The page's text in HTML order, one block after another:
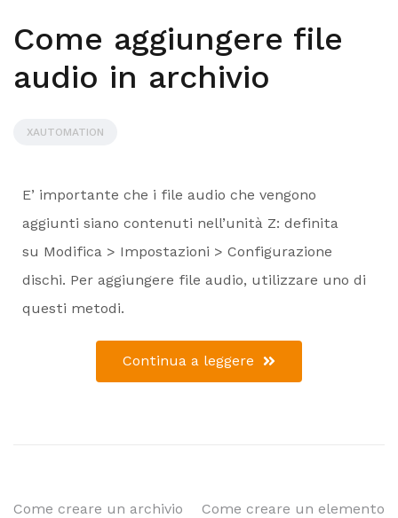
Come aggiungere file
audio in archivio
XAUTOMATION
E’ importante che i file audio che vengono
aggiunti siano contenuti nell’unità Z: definita
su Modifica > Impostazioni > Configurazione
dischi. Per aggiungere file audio, utilizzare uno di
questi metodi.
Continua a leggere
Come creare un archivio
Come creare un elemento